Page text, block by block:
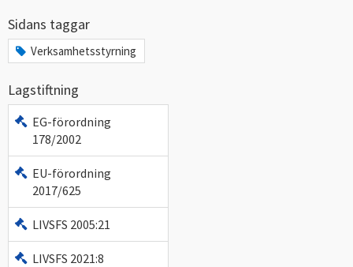
Sidans taggar
Verksamhetsstyrning
Lagstiftning
EG-förordning
178/2002
EU-förordning
2017/625
LIVSFS 2005:21
LIVSFS 2021:8